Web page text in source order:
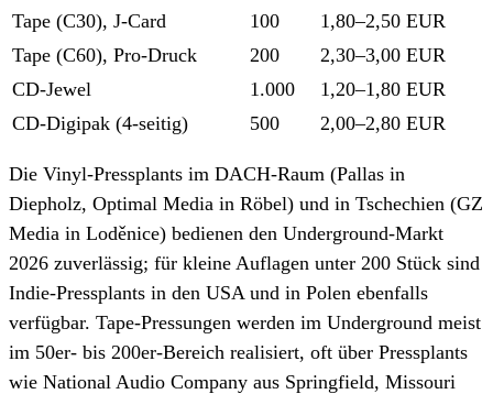
Tape (C30), J-Card
100
1,80–2,50 EUR
Tape (C60), Pro-Druck
200
2,30–3,00 EUR
CD-Jewel
1.000
1,20–1,80 EUR
CD-Digipak (4-seitig)
500 2,00–2,80 EUR
Die Vinyl-Pressplants im DACH-Raum (Pallas in
Diepholz, Optimal Media in Röbel) und in Tschechien (GZ
Media in Loděnice) bedienen den Underground-Markt
2026 zuverlässig; für kleine Auflagen unter 200 Stück sind
Indie-Pressplants in den USA und in Polen ebenfalls
verfügbar. Tape-Pressungen werden im Underground meist
im 50er- bis 200er-Bereich realisiert, oft über Pressplants
wie National Audio Company aus Springfield, Missouri